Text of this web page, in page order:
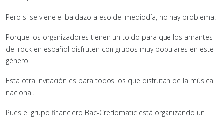
Pero si se viene el baldazo a eso del mediodía, no hay problema.
Porque los organizadores tienen un toldo para que los amantes
del rock en español disfruten con grupos muy populares en este
género.
Esta otra invitación es para todos los que disfrutan de la música
nacional.
Pues el grupo financiero Bac-Credomatic está organizando un